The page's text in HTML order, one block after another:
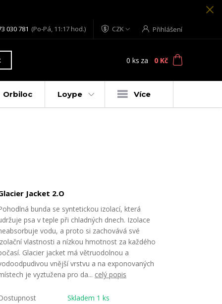
CZK Přihlášení
030 781 (Po-Pá, 11:17 hod.)
0 ks za 0 Kč
Orbiloc Loype Více
Jacket 2.O
bunda se syntetickou izolací, která
psa v teple při chladných dnech. Izolace
vodu, a proto si zachovává své
vlastnosti a nízkou hmotnost za každého
Glacier jacket má větruodolnou a
vnější vrstvu a na exponovaných
je vyztužena pro da... celý popis
Skladem 1 ks